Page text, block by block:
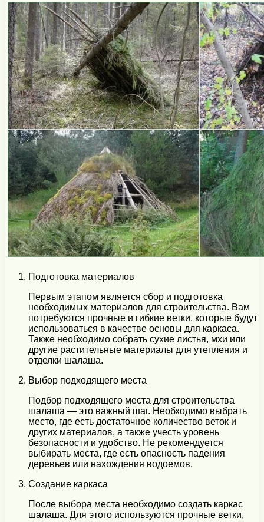
Подготовка материалов
Первым этапом является сбор и подготовка
необходимых материалов для строительства. Вам
потребуются прочные и гибкие ветки, которые будут
использоваться в качестве основы для каркаса.
Также необходимо собрать сухие листья, мхи или
другие растительные материалы для утепления и
отделки шалаша.
Выбор подходящего места
Подбор подходящего места для строительства
шалаша — это важный шаг. Необходимо выбрать
место, где есть достаточное количество веток и
других материалов, а также учесть уровень
безопасности и удобство. Не рекомендуется
выбирать места, где есть опасность падения
деревьев или нахождения водоемов.
Создание каркаса
После выбора места необходимо создать каркас
шалаша. Для этого используются прочные ветки,